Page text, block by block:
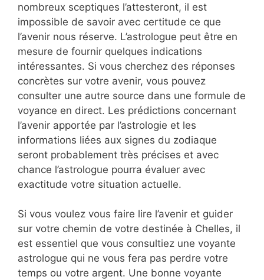
nombreux sceptiques l’attesteront, il est
impossible de savoir avec certitude ce que
l’avenir nous réserve. L’astrologue peut être en
mesure de fournir quelques indications
intéressantes. Si vous cherchez des réponses
concrètes sur votre avenir, vous pouvez
consulter une autre source dans une formule de
voyance en direct. Les prédictions concernant
l’avenir apportée par l’astrologie et les
informations liées aux signes du zodiaque
seront probablement très précises et avec
chance l’astrologue pourra évaluer avec
exactitude votre situation actuelle.
Si vous voulez vous faire lire l’avenir et guider
sur votre chemin de votre destinée à Chelles, il
est essentiel que vous consultiez une voyante
astrologue qui ne vous fera pas perdre votre
temps ou votre argent. Une bonne voyante